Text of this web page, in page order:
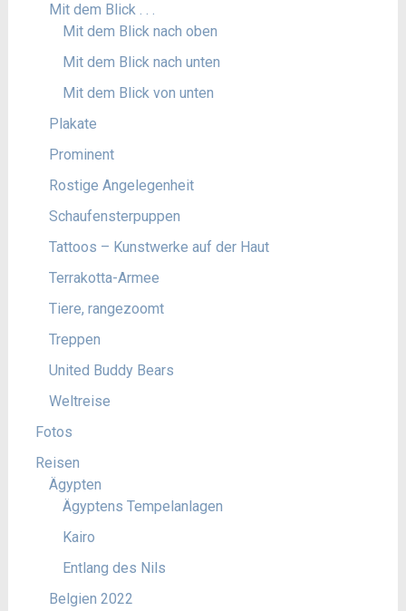
Mit dem Blick . . .
Mit dem Blick nach oben
Mit dem Blick nach unten
Mit dem Blick von unten
Plakate
Prominent
Rostige Angelegenheit
Schaufensterpuppen
Tattoos – Kunstwerke auf der Haut
Terrakotta-Armee
Tiere, rangezoomt
Treppen
United Buddy Bears
Weltreise
Fotos
Reisen
Ägypten
Ägyptens Tempelanlagen
Kairo
Entlang des Nils
Belgien 2022